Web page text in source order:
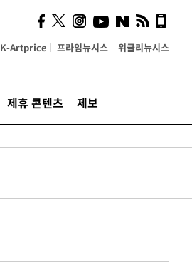
K-Artprice 프라임뉴시스 위클리뉴시스
제휴 콘텐츠 제보
시, 스마트폰 액세서리에
NFC 더했다